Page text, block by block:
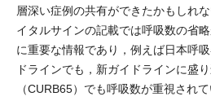
層深い症例の共有ができたかもしれ
イタルサインの記載では呼吸数の省
に重要な情報であり，例えば日本呼
ドラインでも，新ガイドラインに盛
（CURB65）でも呼吸数が重視され